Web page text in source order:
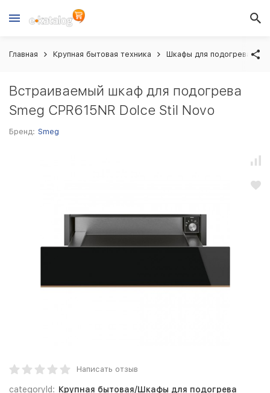
Главная Крупная бытовая техника Шкафы для подогрева
Встраиваемый шкаф для подогрева
Smeg CPR615NR Dolce Stil Novo
Бренд: Smeg
Написать отзыв
categoryId: Крупная бытовая/Шкафы для подогрева